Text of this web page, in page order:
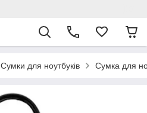
Сумки для ноутбуків Сумка для